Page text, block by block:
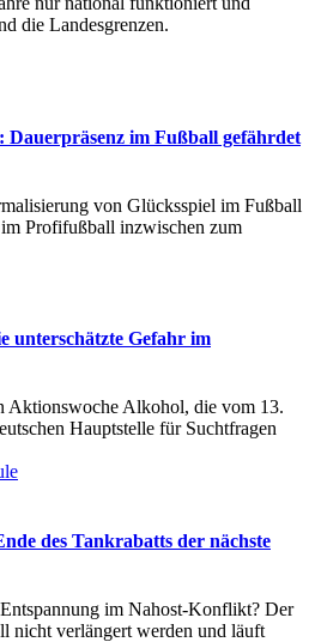
die Landesgrenzen.
im Fußball gefährdet
von Glücksspiel im Fußball
Profifußball inzwischen zum
unterschätzte Gefahr im
Aktionswoche Alkohol, die vom 13.
Hauptstelle für Suchtfragen
des Tankrabatts der nächste
im Nahost-Konflikt? Der
nicht verlängert werden und läuft